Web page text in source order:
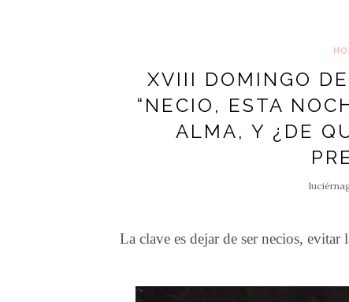
XVIII DOMINGO
“NECIO, ESTA
ALMA, Y ¿DE
La clave es dejar de ser necios,